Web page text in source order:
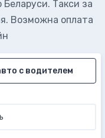
Такси за
Возможна оплата
с водителем